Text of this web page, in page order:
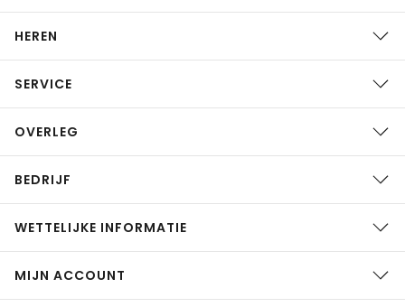
HEREN
SERVICE
OVERLEG
BEDRIJF
WETTELIJKE INFORMATIE
MIJN ACCOUNT